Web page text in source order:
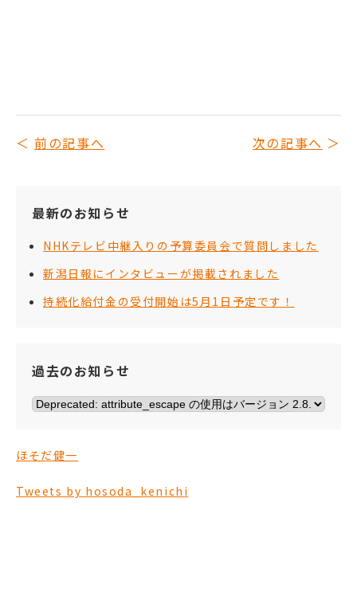
前の記事へ 次の記事へ
最新のお知らせ
NHKテレビ中継入りの予算委員会で質問しました
新潟日報にインタビューが掲載されました
持続化給付金の受付開始は5月1日予定です！
過去のお知らせ
ほそだ健一
Tweets by hosoda_kenichi